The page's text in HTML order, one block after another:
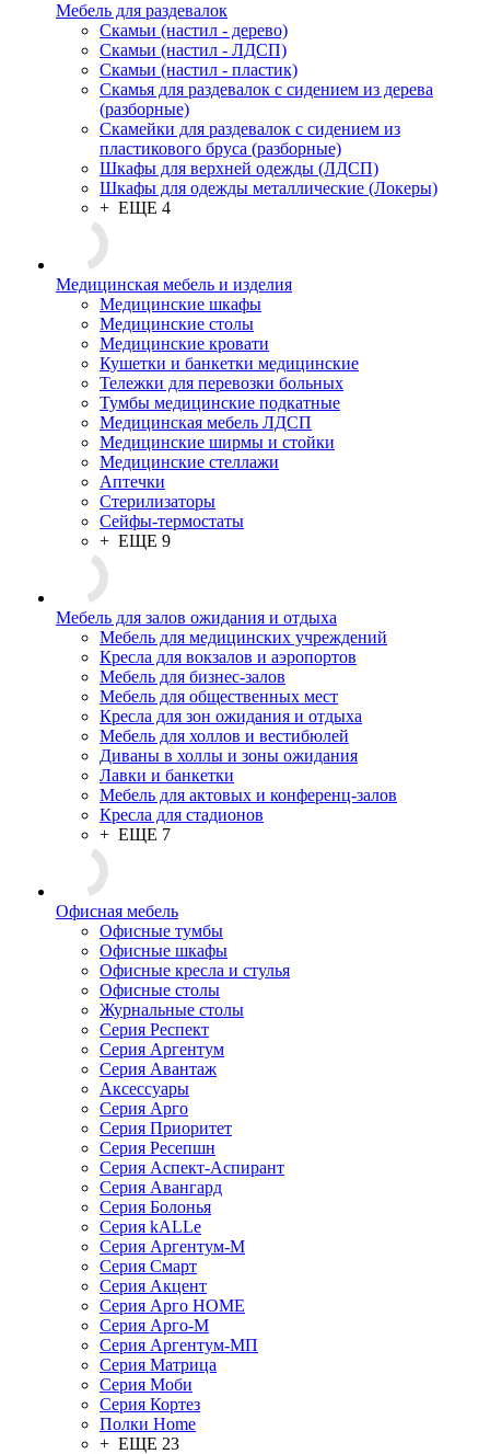
Мебель для раздевалок
Скамьи (настил - дерево)
Скамьи (настил - ЛДСП)
Скамьи (настил - пластик)
Скамья для раздевалок с сидением из дерева
(разборные)
Скамейки для раздевалок с сидением из
пластикового бруса (разборные)
Шкафы для верхней одежды (ЛДСП)
Шкафы для одежды металлические (Локеры)
+ ЕЩЕ 4
Медицинская мебель и изделия
Медицинские шкафы
Медицинские столы
Медицинские кровати
Кушетки и банкетки медицинские
Тележки для перевозки больных
Тумбы медицинские подкатные
Медицинская мебель ЛДСП
Медицинские ширмы и стойки
Медицинские стеллажи
Аптечки
Стерилизаторы
Сейфы-термостаты
+ ЕЩЕ 9
Мебель для залов ожидания и отдыха
Мебель для медицинских учреждений
Кресла для вокзалов и аэропортов
Мебель для бизнес-залов
Мебель для общественных мест
Кресла для зон ожидания и отдыха
Мебель для холлов и вестибюлей
Диваны в холлы и зоны ожидания
Лавки и банкетки
Мебель для актовых и конференц-залов
Кресла для стадионов
+ ЕЩЕ 7
Офисная мебель
Офисные тумбы
Офисные шкафы
Офисные кресла и стулья
Офисные столы
Журнальные столы
Серия Респект
Серия Аргентум
Серия Авантаж
Аксессуары
Серия Арго
Серия Приоритет
Серия Ресепшн
Серия Аспект-Аспирант
Серия Авангард
Серия Болонья
Серия kALLe
Серия Аргентум-М
Серия Смарт
Серия Акцент
Серия Арго HOME
Серия Арго-М
Серия Аргентум-МП
Серия Матрица
Серия Моби
Серия Кортез
Полки Home
+ ЕЩЕ 23